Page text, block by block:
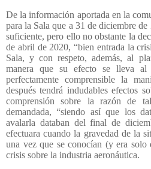
De la información aportada en la
para la Sala que a 31 de diciembre
suficiente, pero ello no obstante la
de abril de 2020, “bien entrada la
Sala, y con respeto, además, al
manera que su efecto se lleva
perfectamente comprensible la
después tendrá indudables efectos
comprensión sobre la razón de
demandada, “siendo así que los
avalarla databan del final de
efectuara cuando la gravedad de la
una vez que se conocían (y era
crisis sobre la industria aeronáutica.